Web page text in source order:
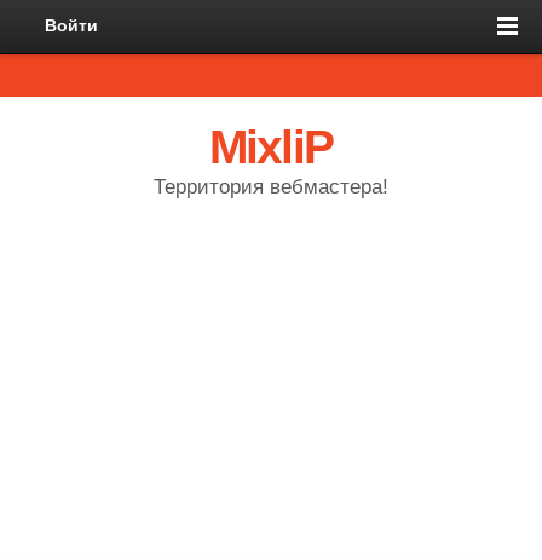
Войти
MixliP
Территория вебмастера!